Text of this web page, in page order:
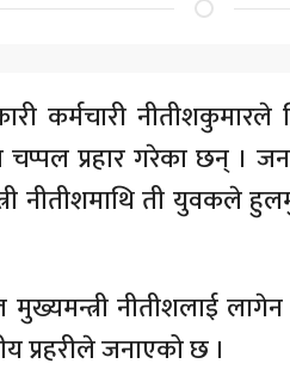
कर्मचारी नीतीशकुमारले
चप्पल प्रहार गरेका छन् ।
नीतीशमाथि ती युवकले
नीतीशलाई
प्रहरीले जनाएको छ ।